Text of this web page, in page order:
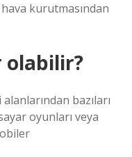
kurutmasından
olabilir?
bazıları
oyunları veya